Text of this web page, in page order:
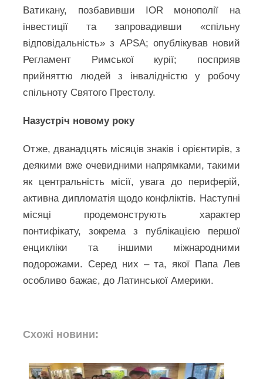
Ватикану, позбавивши IOR монополії на
інвестиції та запровадивши «спільну
відповідальність» з APSA; опублікував новий
Регламент Римської курії; посприяв
прийняттю людей з інвалідністю у робочу
спільноту Святого Престолу.
Назустріч новому року
Отже, дванадцять місяців знаків і орієнтирів, з
деякими вже очевидними напрямками, такими
як центральність місії, увага до периферій,
активна дипломатія щодо конфліктів. Наступні
місяці продемонструють характер
понтифікату, зокрема з публікацією першої
енцикліки та іншими міжнародними
подорожами. Серед них – та, якої Папа Лев
особливо бажає, до Латинської Америки.
Схожі новини: